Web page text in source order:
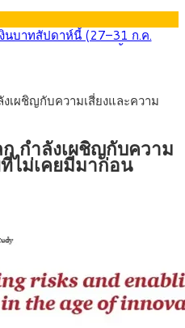
นบาทสัปดาห์นี้ (27–31 ก.ค.
กม. เชื่อมเมืองหาดใหญ่
วนจัดสรรงบให้สอดคล้องภาระ
นสหรัฐฯ
รื่องยนต์เศรษฐกิจใหม่ของไทย
งเศรษฐกิจ ดันไทยโตเต็ม
เด็ก LSD “แสตมป์เมา” ยาเสพ
ปกครองเฝ้าระวัง หลังยึดล็อต
งเผชิญกับความเสี่ยงและความ
กำลังเผชิญกับความ
ไม่เคยมีมาก่อน